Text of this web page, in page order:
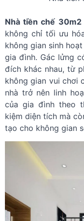
Nhà tiền chế
không chỉ tối ưu
không gian sinh
gia đình. Gác lửng
đích khác nhau, từ
không gian vui chơi
nhà trở nên linh
của gia đình theo
kiệm diện tích mà
tạo cho không gian